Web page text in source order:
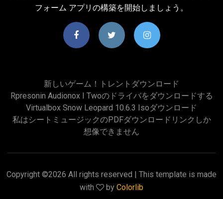
フォーム アプリの構築を開始しましょう。
新しいゲーム！トレントダウンロード
Rpresonin Audionox I Twoのドライバをダウンロードする
Virtualbox Snow Leopard 10.6.3 Isoダウンロード
私はシートミュージックのPDFダウンロードリンクしか
想像できません
Copyright ©2026 All rights reserved | This template is made
with
by Colorlib